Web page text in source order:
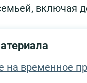
включая
на временное